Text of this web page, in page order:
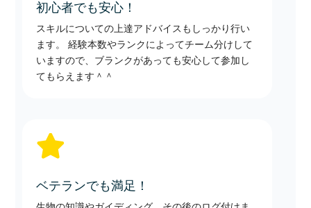
初心者でも安心！
スキルについての上達アドバイスもしっかり行い
ます。 経験本数やランクによってチーム分けして
いますので、ブランクがあっても安心して参加し
てもらえます＾＾

ベテランでも満足！